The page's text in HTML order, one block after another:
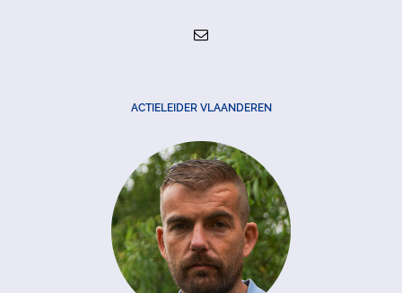
ACTIELEIDER VLAANDEREN